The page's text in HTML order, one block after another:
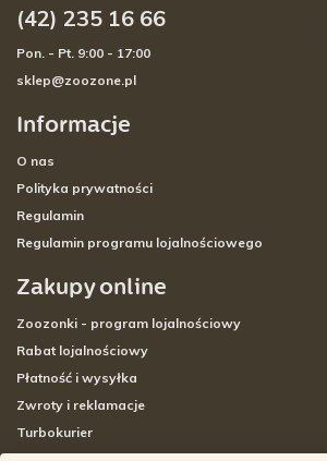
Informacje
O nas
Polityka prywatności
Regulamin
Regulamin programu lojalnościowego
Zakupy online
Zoozonki - program lojalnościowy
Rabat lojalnościowy
Płatność i wysyłka
Zwroty i reklamacje
Turbokurier
(42) 235 16 66
Pon. - Pt. 9:00 - 17:00
sklep@zoozone.pl